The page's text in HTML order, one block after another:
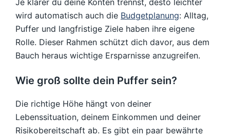
Je klarer du deine Konten trennst, desto leichter
wird automatisch auch die Budgetplanung: Alltag,
Puffer und langfristige Ziele haben ihre eigene
Rolle. Dieser Rahmen schützt dich davor, aus dem
Bauch heraus wichtige Ersparnisse anzugreifen.
Wie groß sollte dein Puffer sein?
Die richtige Höhe hängt von deiner
Lebenssituation, deinem Einkommen und deiner
Risikobereitschaft ab. Es gibt ein paar bewährte